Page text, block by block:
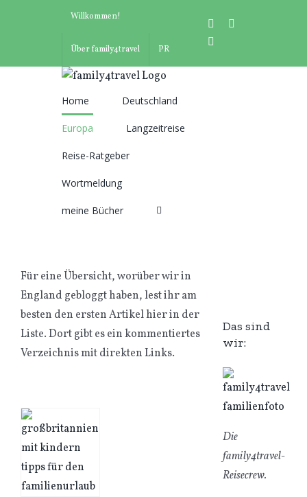
Willkommen!
Über family4travel PR
instagram
Suche
nach:
Home Deutschland
Europa Langzeitreise
Reise-Ratgeber
Wortmeldung
meine Bücher
Für eine Übersicht, worüber wir in
England gebloggt haben, lest ihr am
besten den ersten Artikel hier in der
Liste. Dort gibt es ein kommentiertes
Verzeichnis mit direkten Links.
Das sind
wir:
Die
family4travel-
Reisecrew.